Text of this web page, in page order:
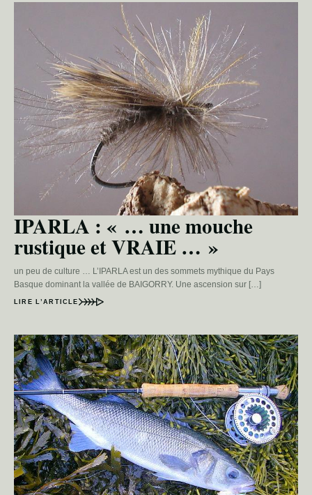
IPARLA : « … une mouche
rustique et VRAIE … »
un peu de culture … L’IPARLA est un des sommets mythique du Pays
Basque dominant la vallée de BAIGORRY. Une ascension sur […]
LIRE L’ARTICLE